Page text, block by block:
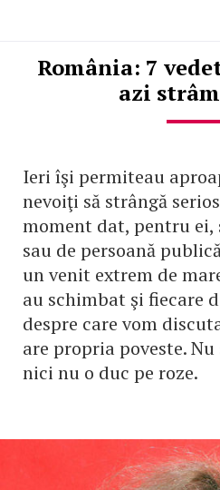
România: 7
azi
Ieri îşi permiteau
nevoiţi să strângă
moment dat, pentru
sau de persoană
un venit extrem de
au schimbat şi fiecare
despre care vom
are propria poveste.
nici nu o duc pe roze.